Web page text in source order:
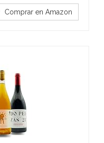
Comprar en Amazon